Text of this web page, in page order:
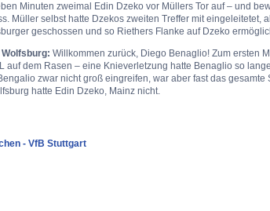
Minuten zweimal Edin Dzeko vor Müllers Tor auf – und
Müller selbst hatte Dzekos zweiten Treffer mit eingeleitetet,
geschossen und so Riethers Flanke auf Dzeko
Wolfsburg: Willkommen zurück, Diego Benaglio! Zum ersten
auf dem Rasen – eine Knieverletzung hatte Benaglio so
zwar nicht groß eingreifen, war aber fast das
hatte Edin Dzeko, Mainz nicht.
- VfB Stuttgart